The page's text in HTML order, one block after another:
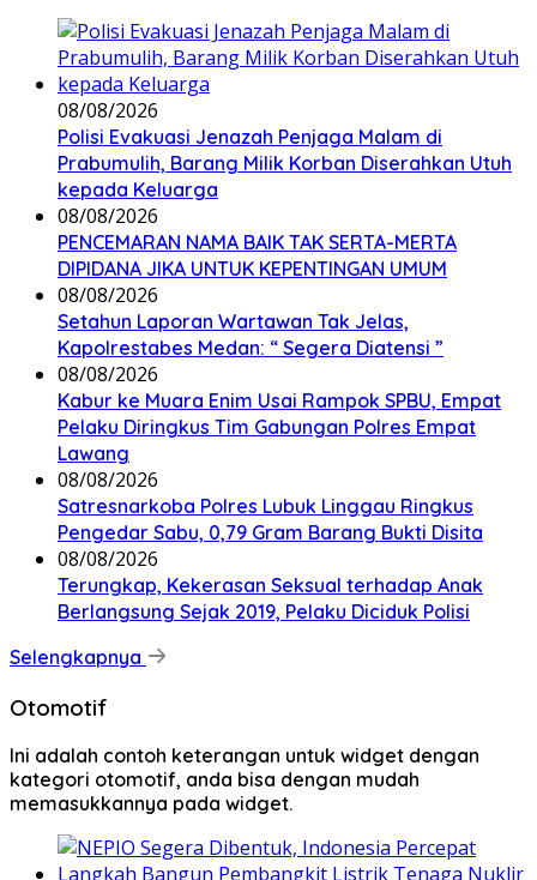
08/08/2026
Polisi Evakuasi Jenazah Penjaga Malam di
Prabumulih, Barang Milik Korban Diserahkan Utuh
kepada Keluarga
08/08/2026
PENCEMARAN NAMA BAIK TAK SERTA-MERTA
DIPIDANA JIKA UNTUK KEPENTINGAN UMUM
08/08/2026
Setahun Laporan Wartawan Tak Jelas,
Kapolrestabes Medan: “ Segera Diatensi ”
08/08/2026
Kabur ke Muara Enim Usai Rampok SPBU, Empat
Pelaku Diringkus Tim Gabungan Polres Empat
Lawang
08/08/2026
Satresnarkoba Polres Lubuk Linggau Ringkus
Pengedar Sabu, 0,79 Gram Barang Bukti Disita
08/08/2026
Terungkap, Kekerasan Seksual terhadap Anak
Berlangsung Sejak 2019, Pelaku Diciduk Polisi
Selengkapnya
Otomotif
Ini adalah contoh keterangan untuk widget dengan
kategori otomotif, anda bisa dengan mudah
memasukkannya pada widget.